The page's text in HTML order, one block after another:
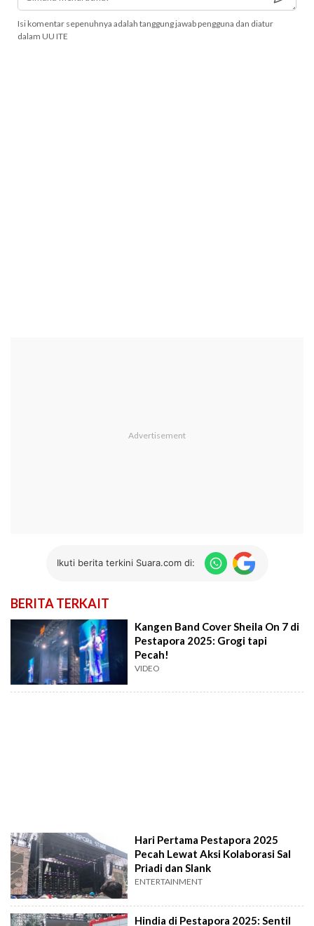
Isi komentar sepenuhnya adalah tanggung jawab pengguna dan diatur
dalam UU ITE
Ikuti berita terkini Suara.com di:
BERITA TERKAIT
Kangen Band Cover Sheila On 7 di
Pestapora 2025: Grogi tapi
Pecah!
VIDEO
Hari Pertama Pestapora 2025
Pecah Lewat Aksi Kolaborasi Sal
Priadi dan Slank
ENTERTAINMENT
Hindia di Pestapora 2025: Sentil